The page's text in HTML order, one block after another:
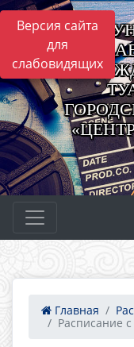
Версия сайта
для
слабовидящих
Главная
Расписание